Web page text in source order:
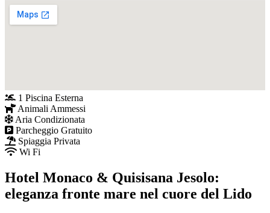
1 Piscina Esterna
Animali Ammessi
Aria Condizionata
Parcheggio Gratuito
Spiaggia Privata
Wi Fi
Hotel Monaco & Quisisana Jesolo:
eleganza fronte mare nel cuore del Lido